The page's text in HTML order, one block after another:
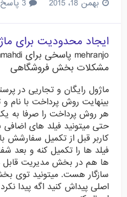
بهمن 18، 2015
ایجاد محدودیت برای
mehranjo پاسخی برای
مشکلات بخش فروشگاهی
ماژول رایگان و تجاریی در
بینهایت روش پرداخت با نام
هر روش پرداخت را صرفا به
حتی میتونید فیلد های
کاربر قبل از تکمیل سفارشش
فیلد ها را تکمیل کنه و بعد
سازگار هست. میتونید توی
اصلی پیداش کنید اگه پیدا